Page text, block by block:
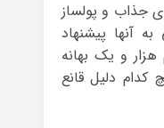
جذاب و پولساز
آنها پیشنهاد
و یک بهانه
کدام دلیل قانع